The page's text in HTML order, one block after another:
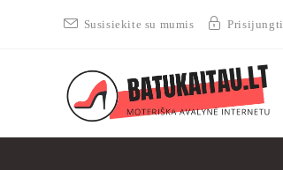
Susisiekite su mumis Prisijungti